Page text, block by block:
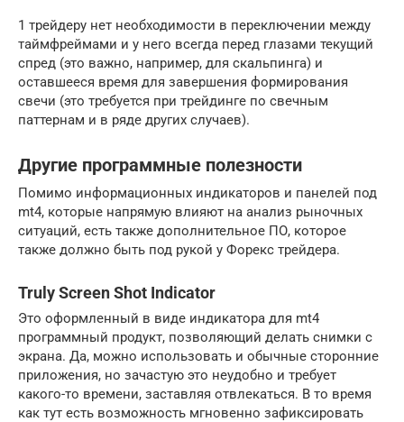
1 трейдеру нет необходимости в переключении между
таймфреймами и у него всегда перед глазами текущий
спред (это важно, например, для скальпинга) и
оставшееся время для завершения формирования
свечи (это требуется при трейдинге по свечным
паттернам и в ряде других случаев).
Другие программные полезности
Помимо информационных индикаторов и панелей под
mt4, которые напрямую влияют на анализ рыночных
ситуаций, есть также дополнительное ПО, которое
также должно быть под рукой у Форекс трейдера.
Truly Screen Shot Indicator
Это оформленный в виде индикатора для mt4
программный продукт, позволяющий делать снимки с
экрана. Да, можно использовать и обычные сторонние
приложения, но зачастую это неудобно и требует
какого-то времени, заставляя отвлекаться. В то время
как тут есть возможность мгновенно зафиксировать